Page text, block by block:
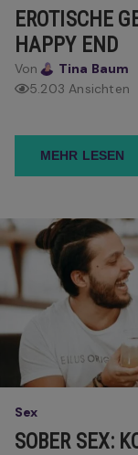
EROTISCHE
HAPPY END
Von
Tina Baum
5.203 Ansichten
MEHR LESEN
Sex
SOBER SEX: